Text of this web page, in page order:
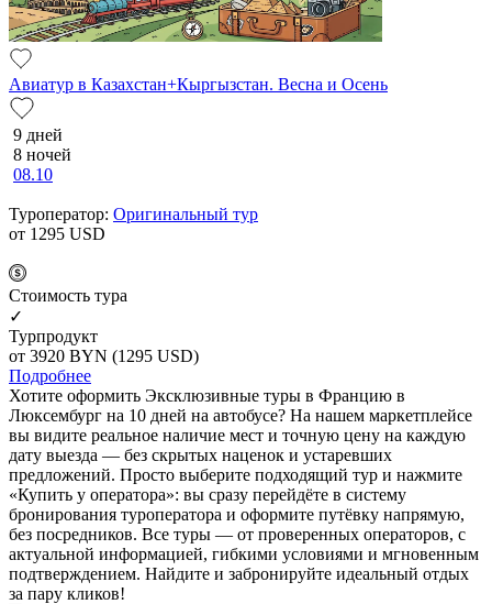
Авиатур в Казахстан+Кыргызстан. Весна и Осень
9 дней
8 ночей
08.10
Туроператор: Оригинальный тур
от 1295 USD
Cтоимость тура
✓
Турпродукт
от 3920 BYN (1295 USD)
Подробнее
Хотите оформить Эксклюзивные туры в Францию в
Люксембург на 10 дней на автобусе? На нашем маркетплейсе
вы видите реальное наличие мест и точную цену на каждую
дату выезда — без скрытых наценок и устаревших
предложений. Просто выберите подходящий тур и нажмите
«Купить у оператора»: вы сразу перейдёте в систему
бронирования туроператора и оформите путёвку напрямую,
без посредников. Все туры — от проверенных операторов, с
актуальной информацией, гибкими условиями и мгновенным
подтверждением. Найдите и забронируйте идеальный отдых
за пару кликов!